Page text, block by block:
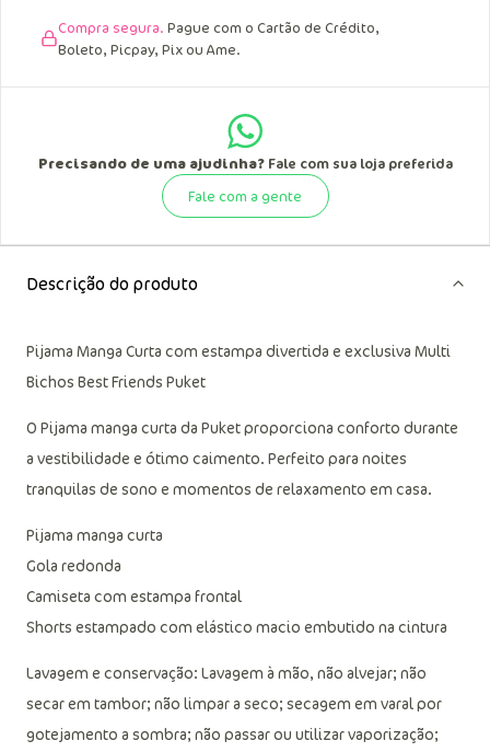
Precisando de uma ajudinha?Fale com sua loja preferida
Pijama Manga Curta com estampa divertida e exclusiva Multi
Bichos Best Friends Puket
O Pijama manga curta da Puket proporciona conforto durante
a vestibilidade e ótimo caimento. Perfeito para noites
tranquilas de sono e momentos de relaxamento em casa.
Pijama manga curta
Gola redonda
Camiseta com estampa frontal
Shorts estampado com elástico macio embutido na cintura
Lavagem e conservação: Lavagem à mão, não alvejar; não
secar em tambor; não limpar a seco; secagem em varal por